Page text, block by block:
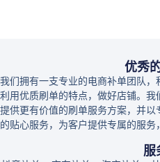
优秀
我们拥有一支专业的电商补单团队
利用优质刷单的特点，做好店铺。我
提供更有价值的刷单服务方案，并
的贴心服务，为客户提供专属的服务
服